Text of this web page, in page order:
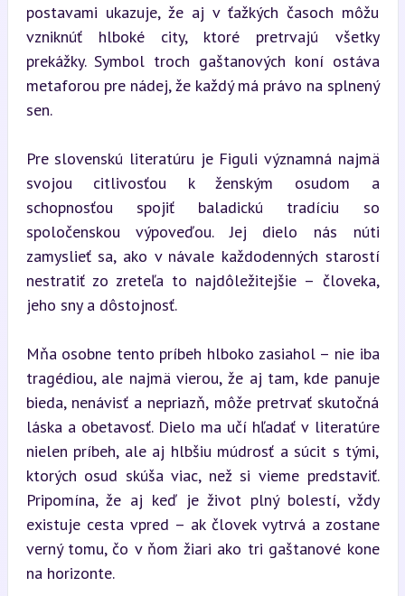
postavami ukazuje, že aj v ťažkých časoch môžu
vzniknúť hlboké city, ktoré pretrvajú všetky
prekážky. Symbol troch gaštanových koní ostáva
metaforou pre nádej, že každý má právo na splnený
sen.
Pre slovenskú literatúru je Figuli významná najmä
svojou citlivosťou k ženským osudom a
schopnosťou spojiť baladickú tradíciu so
spoločenskou výpoveďou. Jej dielo nás núti
zamyslieť sa, ako v návale každodenných starostí
nestratiť zo zreteľa to najdôležitejšie – človeka,
jeho sny a dôstojnosť.
Mňa osobne tento príbeh hlboko zasiahol – nie iba
tragédiou, ale najmä vierou, že aj tam, kde panuje
bieda, nenávisť a nepriazň, môže pretrvať skutočná
láska a obetavosť. Dielo ma učí hľadať v literatúre
nielen príbeh, ale aj hlbšiu múdrosť a súcit s tými,
ktorých osud skúša viac, než si vieme predstaviť.
Pripomína, že aj keď je život plný bolestí, vždy
existuje cesta vpred – ak človek vytrvá a zostane
verný tomu, čo v ňom žiari ako tri gaštanové kone
na horizonte.